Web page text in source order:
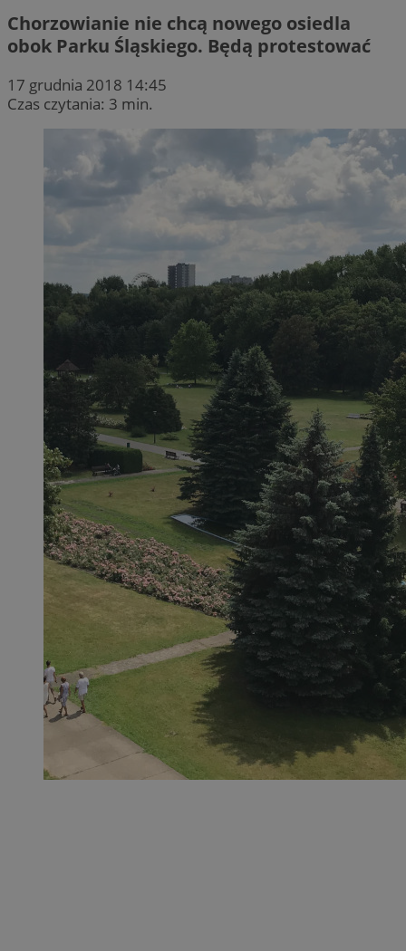
Chorzowianie nie chcą nowego osiedla
obok Parku Śląskiego. Będą protestować
17 grudnia 2018 14:45
Czas czytania: 3 min.